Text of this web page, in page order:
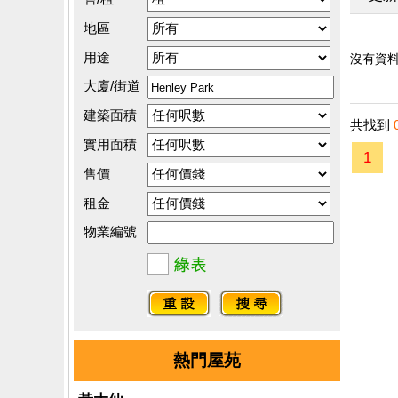
地區
用途
大廈/街道
建築面積
實用面積
售價
租金
物業編號
熱門屋苑
沒有資料
共找到
1